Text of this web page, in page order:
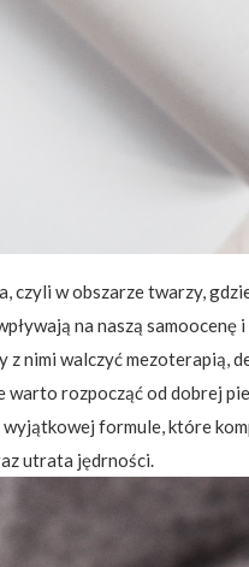
czyli w obszarze twarzy,
na naszą samoocenę i
nimi walczyć mezoterapią,
rozpocząć od dobrej
formule, które
utrata jędrności.